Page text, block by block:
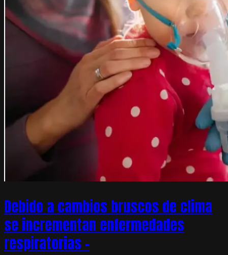
Debido a cambios bruscos de clima
se incrementan enfermedades
respiratorias –